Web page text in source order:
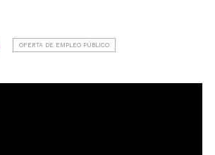
OFERTA DE EMPLEO PÚBLICO